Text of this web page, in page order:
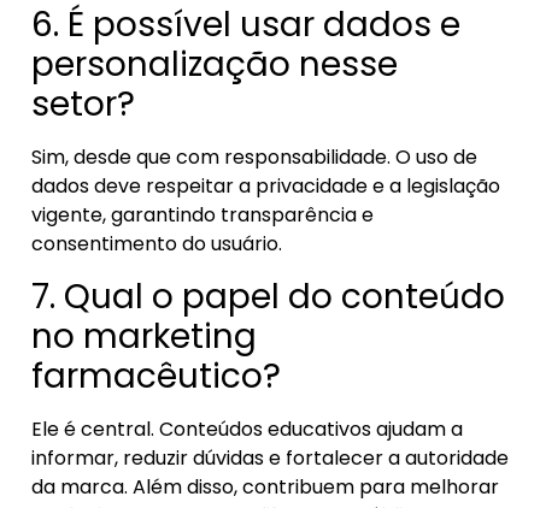
6. É possível usar dados e
personalização nesse
setor?
Sim, desde que com responsabilidade. O uso de
dados deve respeitar a privacidade e a legislação
vigente, garantindo transparência e
consentimento do usuário.
7. Qual o papel do conteúdo
no marketing
farmacêutico?
Ele é central. Conteúdos educativos ajudam a
informar, reduzir dúvidas e fortalecer a autoridade
da marca. Além disso, contribuem para melhorar